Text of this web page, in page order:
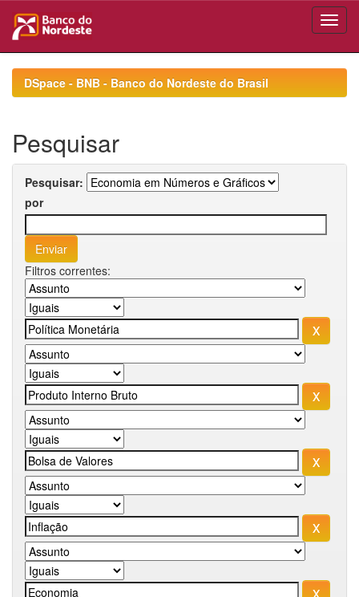
navigationDSpace - BNB - Banco do Nordeste do Brasil
Pesquisar
Pesquisar:
por
Filtros correntes: